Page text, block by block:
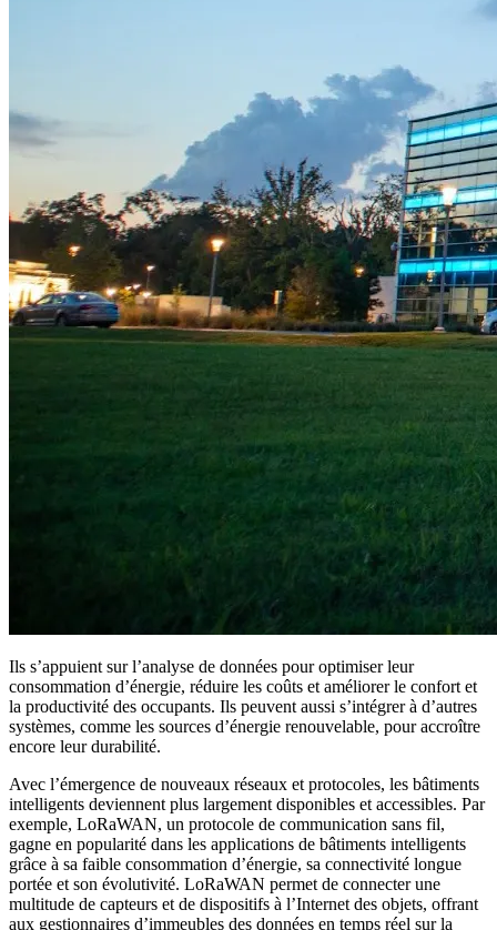
Ils s’appuient sur l’analyse de données pour optimiser leur
consommation d’énergie, réduire les coûts et améliorer le confort et
la productivité des occupants. Ils peuvent aussi s’intégrer à d’autres
systèmes, comme les sources d’énergie renouvelable, pour accroître
encore leur durabilité.
Avec l’émergence de nouveaux réseaux et protocoles, les bâtiments
intelligents deviennent plus largement disponibles et accessibles. Par
exemple, LoRaWAN, un protocole de communication sans fil,
gagne en popularité dans les applications de bâtiments intelligents
grâce à sa faible consommation d’énergie, sa connectivité longue
portée et son évolutivité. LoRaWAN permet de connecter une
multitude de capteurs et de dispositifs à l’Internet des objets, offrant
aux gestionnaires d’immeubles des données en temps réel sur la